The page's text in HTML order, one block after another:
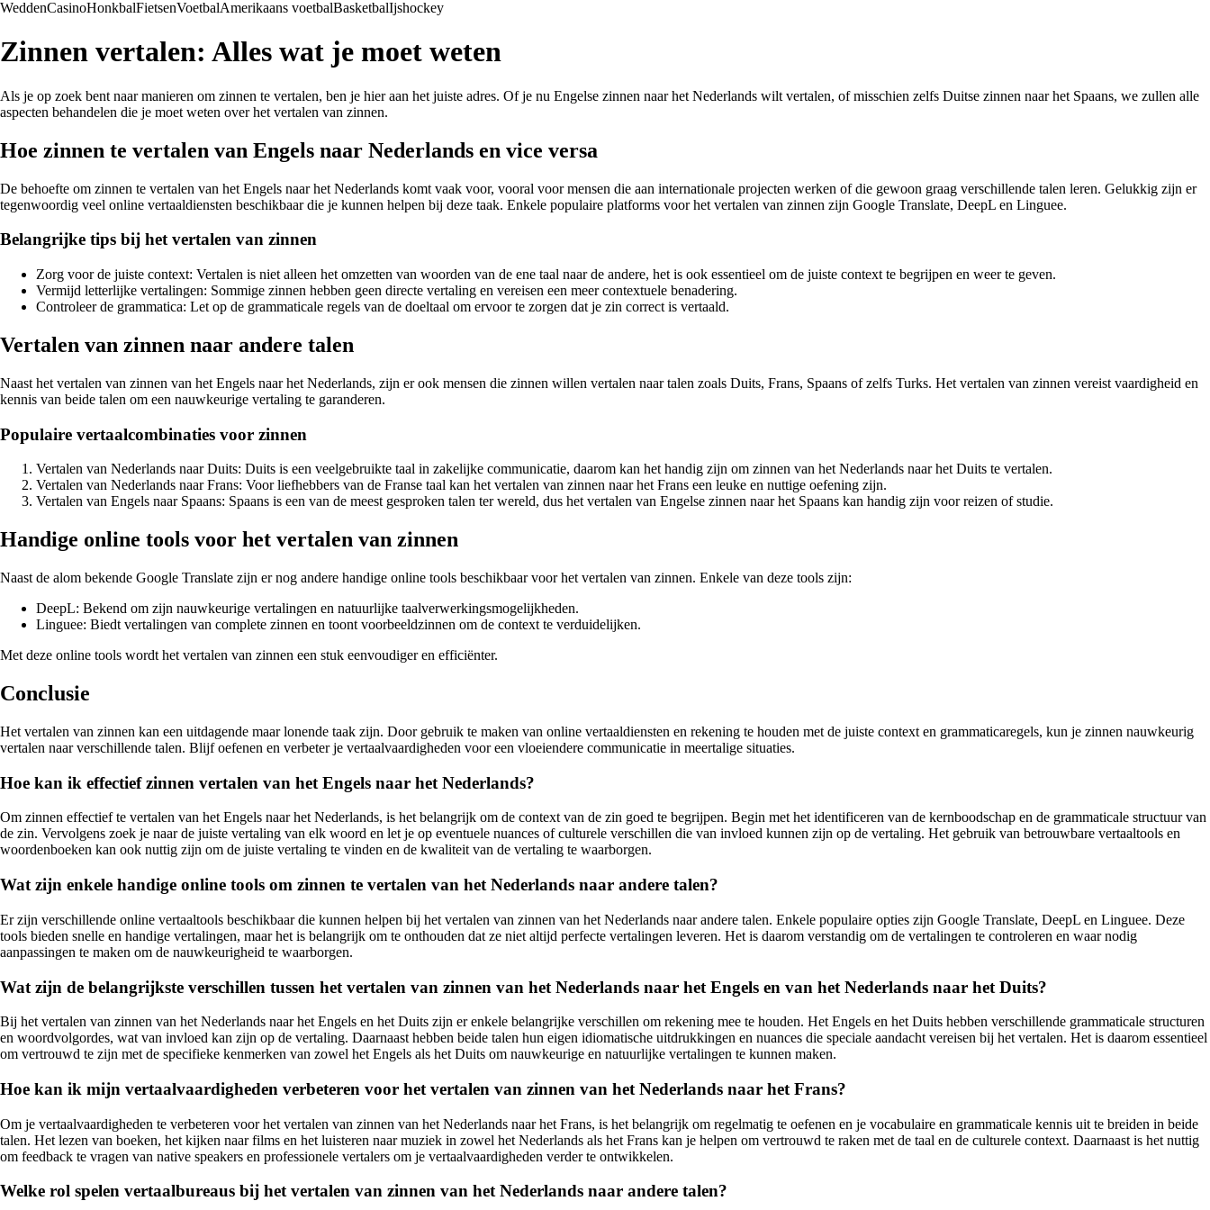
WeddenCasinoHonkbalFietsenVoetbalAmerikaans voetbalBasketbalIjshockey
Zinnen vertalen: Alles wat je moet weten
Als je op zoek bent naar manieren om zinnen te vertalen, ben je hier aan het juiste adres. Of je nu Engelse zinnen naar het Nederlands wilt vertalen, of misschien zelfs Duitse zinnen naar het Spaans, we zullen alle
aspecten behandelen die je moet weten over het vertalen van zinnen.
Hoe zinnen te vertalen van Engels naar Nederlands en vice versa
De behoefte om zinnen te vertalen van het Engels naar het Nederlands komt vaak voor, vooral voor mensen die aan internationale projecten werken of die gewoon graag verschillende talen leren. Gelukkig zijn er
tegenwoordig veel online vertaaldiensten beschikbaar die je kunnen helpen bij deze taak. Enkele populaire platforms voor het vertalen van zinnen zijn Google Translate, DeepL en Linguee.
Belangrijke tips bij het vertalen van zinnen
Zorg voor de juiste context: Vertalen is niet alleen het omzetten van woorden van de ene taal naar de andere, het is ook essentieel om de juiste context te begrijpen en weer te geven.
Vermijd letterlijke vertalingen: Sommige zinnen hebben geen directe vertaling en vereisen een meer contextuele benadering.
Controleer de grammatica: Let op de grammaticale regels van de doeltaal om ervoor te zorgen dat je zin correct is vertaald.
Vertalen van zinnen naar andere talen
Naast het vertalen van zinnen van het Engels naar het Nederlands, zijn er ook mensen die zinnen willen vertalen naar talen zoals Duits, Frans, Spaans of zelfs Turks. Het vertalen van zinnen vereist vaardigheid en
kennis van beide talen om een nauwkeurige vertaling te garanderen.
Populaire vertaalcombinaties voor zinnen
Vertalen van Nederlands naar Duits: Duits is een veelgebruikte taal in zakelijke communicatie, daarom kan het handig zijn om zinnen van het Nederlands naar het Duits te vertalen.
Vertalen van Nederlands naar Frans: Voor liefhebbers van de Franse taal kan het vertalen van zinnen naar het Frans een leuke en nuttige oefening zijn.
Vertalen van Engels naar Spaans: Spaans is een van de meest gesproken talen ter wereld, dus het vertalen van Engelse zinnen naar het Spaans kan handig zijn voor reizen of studie.
Handige online tools voor het vertalen van zinnen
Naast de alom bekende Google Translate zijn er nog andere handige online tools beschikbaar voor het vertalen van zinnen. Enkele van deze tools zijn:
DeepL: Bekend om zijn nauwkeurige vertalingen en natuurlijke taalverwerkingsmogelijkheden.
Linguee: Biedt vertalingen van complete zinnen en toont voorbeeldzinnen om de context te verduidelijken.
Met deze online tools wordt het vertalen van zinnen een stuk eenvoudiger en efficiënter.
Conclusie
Het vertalen van zinnen kan een uitdagende maar lonende taak zijn. Door gebruik te maken van online vertaaldiensten en rekening te houden met de juiste context en grammaticaregels, kun je zinnen nauwkeurig
vertalen naar verschillende talen. Blijf oefenen en verbeter je vertaalvaardigheden voor een vloeiendere communicatie in meertalige situaties.
Hoe kan ik effectief zinnen vertalen van het Engels naar het Nederlands?
Om zinnen effectief te vertalen van het Engels naar het Nederlands, is het belangrijk om de context van de zin goed te begrijpen. Begin met het identificeren van de kernboodschap en de grammaticale structuur van
de zin. Vervolgens zoek je naar de juiste vertaling van elk woord en let je op eventuele nuances of culturele verschillen die van invloed kunnen zijn op de vertaling. Het gebruik van betrouwbare vertaaltools en
woordenboeken kan ook nuttig zijn om de juiste vertaling te vinden en de kwaliteit van de vertaling te waarborgen.
Wat zijn enkele handige online tools om zinnen te vertalen van het Nederlands naar andere talen?
Er zijn verschillende online vertaaltools beschikbaar die kunnen helpen bij het vertalen van zinnen van het Nederlands naar andere talen. Enkele populaire opties zijn Google Translate, DeepL en Linguee. Deze
tools bieden snelle en handige vertalingen, maar het is belangrijk om te onthouden dat ze niet altijd perfecte vertalingen leveren. Het is daarom verstandig om de vertalingen te controleren en waar nodig
aanpassingen te maken om de nauwkeurigheid te waarborgen.
Wat zijn de belangrijkste verschillen tussen het vertalen van zinnen van het Nederlands naar het Engels en van het Nederlands naar het Duits?
Bij het vertalen van zinnen van het Nederlands naar het Engels en het Duits zijn er enkele belangrijke verschillen om rekening mee te houden. Het Engels en het Duits hebben verschillende grammaticale structuren
en woordvolgordes, wat van invloed kan zijn op de vertaling. Daarnaast hebben beide talen hun eigen idiomatische uitdrukkingen en nuances die speciale aandacht vereisen bij het vertalen. Het is daarom essentieel
om vertrouwd te zijn met de specifieke kenmerken van zowel het Engels als het Duits om nauwkeurige en natuurlijke vertalingen te kunnen maken.
Hoe kan ik mijn vertaalvaardigheden verbeteren voor het vertalen van zinnen van het Nederlands naar het Frans?
Om je vertaalvaardigheden te verbeteren voor het vertalen van zinnen van het Nederlands naar het Frans, is het belangrijk om regelmatig te oefenen en je vocabulaire en grammaticale kennis uit te breiden in beide
talen. Het lezen van boeken, het kijken naar films en het luisteren naar muziek in zowel het Nederlands als het Frans kan je helpen om vertrouwd te raken met de taal en de culturele context. Daarnaast is het nuttig
om feedback te vragen van native speakers en professionele vertalers om je vertaalvaardigheden verder te ontwikkelen.
Welke rol spelen vertaalbureaus bij het vertalen van zinnen van het Nederlands naar andere talen?